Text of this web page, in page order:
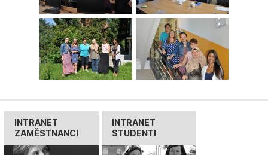
INTRANET
ZAMĚSTNANCI
INTRANET
STUDENTI